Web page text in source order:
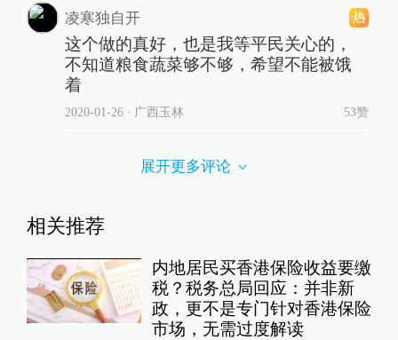
凌寒独自开
这个做的真好，也是我等平民关心的，
不知道粮食蔬菜够不够，希望不能被饿
着
2020-01-26∙ 广西玉林 53赞
展开更多评论
相关推荐
内地居民买香港保险收益要缴
税？税务总局回应：并非新
政，更不是专门针对香港保险
市场，无需过度解读